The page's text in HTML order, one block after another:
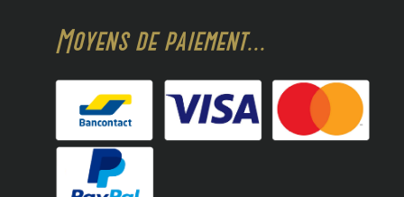
Moyens de paiement...